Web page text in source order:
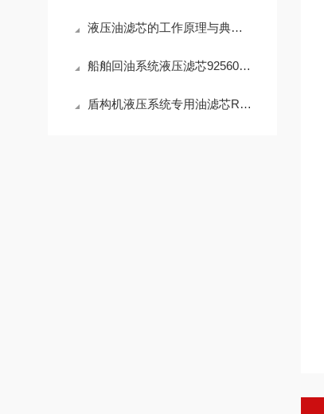
液压油滤芯的工作原理与典型应用解析
船舶回油系统液压滤芯925602Q高效滤油参数
盾构机液压系统专用油滤芯R928005927性能